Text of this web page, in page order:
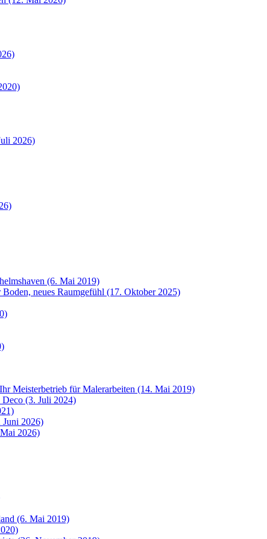
2026)
(6. Mai 2019)
neues Raumgefühl (17. Oktober 2025)
Meisterbetrieb für Malerarbeiten (14. Mai 2019)
Deco (3. Juli 2024)
Juni 2026)
2026)
(6. Mai 2019)